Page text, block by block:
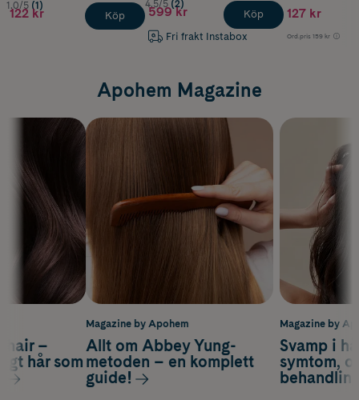
1.0/5 (1)
122 kr Köp
4.5/5 (2)
599 kr
Fri frakt Instabox
Köp 127 kr
Ord.pris 159 kr
Apohem Magazine
Magazine by
Svamp i
symtom,
hair –
hår som
Magazine by Apohem
Allt om Abbey Yung-
metoden – en komplett
guide!